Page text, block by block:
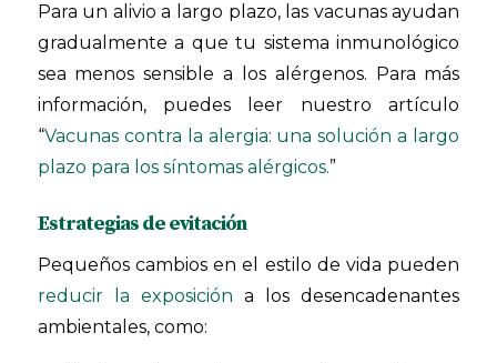
Para un alivio a largo plazo, las vacunas ayudan
gradualmente a que tu sistema inmunológico
sea menos sensible a los alérgenos. Para más
información, puedes leer nuestro artículo
“Vacunas contra la alergia: una solución a largo
plazo para los síntomas alérgicos.”
Estrategias de evitación
Pequeños cambios en el estilo de vida pueden
reducir la exposición a los desencadenantes
ambientales, como: